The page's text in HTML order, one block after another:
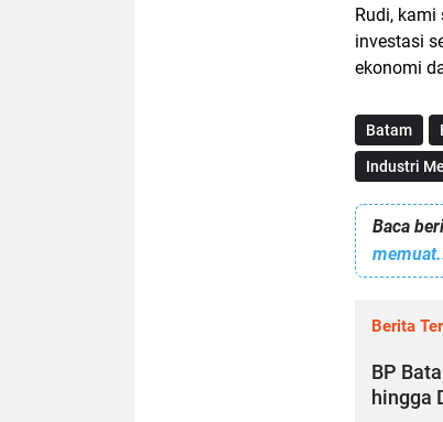
Rudi,
investasi
ekonomi
Batam
Industri
Baca
Berita
BP
hingga